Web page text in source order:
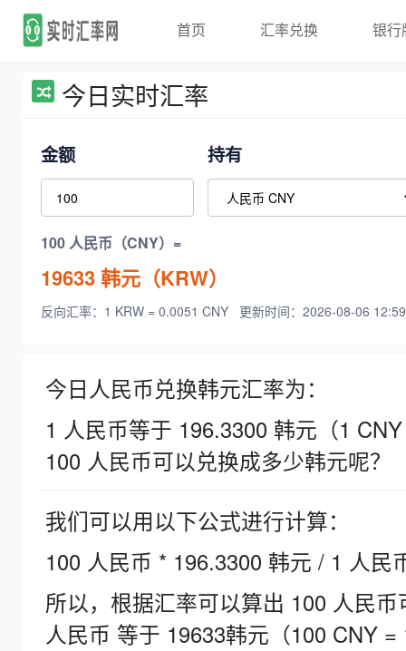
首页 汇率兑换 银行
今日实时汇率
金额 持有
100 人民币（CNY）=
19633韩元（KRW）
反向汇率：1 KRW = 0.0051 CNY 更新时间：2026-08-06
今日人民币兑换韩元汇率为：
1 人民币等于 196.3300 韩元（1
100 人民币可以兑换成多少韩元呢？
我们可以用以下公式进行计算：
100 人民币 * 196.3300 韩元 / 1 人民
所以，根据汇率可以算出 100 人民
人民币 等于 19633韩元（100 CNY =